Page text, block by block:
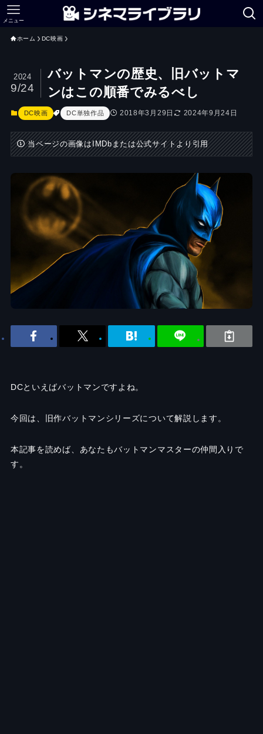
メニュー
ホーム DC映画
バットマンの歴史、旧バットマ
ンはこの順番でみるべし
2024
9/24
DC映画 DC単独作品 2018年3月29日 2024年9月24日
当ページの画像はIMDbまたは公式サイトより引用
DCといえばバットマンですよね。
今回は、旧作バットマンシリーズについて解説します。
本記事を読めば、あなたもバットマンマスターの仲間入りで
す。